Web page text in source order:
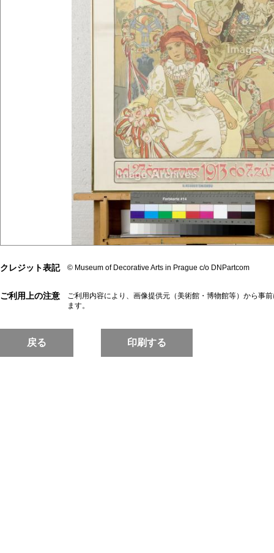
クレジット表記 © Museum of Decorative Arts in Prague c/o DNPartcom
ご利用上の注意
ご利用内容により、画像提供元（美術館・博物館等）から事
ます。
戻る 印刷する